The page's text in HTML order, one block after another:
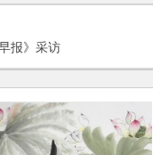
报》采访